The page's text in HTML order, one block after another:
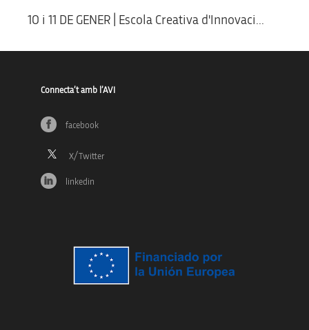
10 i 11 DE GENER | Escola Creativa d'Innovaci...
Connecta’t amb l’AVI
facebook
linkedin